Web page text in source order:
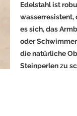
Edelstahl ist
wasserresistent,
es sich, das
oder
die natürliche
Steinperlen zu